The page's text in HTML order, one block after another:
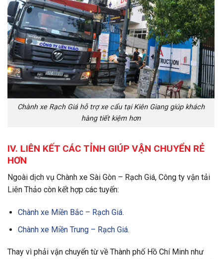
Chành xe Rạch Giá hỗ trợ xe cẩu tại Kiên Giang giúp khách
hàng tiết kiệm hơn
IV. LIÊN KẾT CÁC TỈNH GIÚP VẬN CHUYỂN RẺ
HƠN
Ngoài dịch vụ Chành xe Sài Gòn – Rạch Giá, Công ty vận tải
Liên Thảo còn kết hợp các tuyến:
Chành xe Miền Bắc – Rạch Giá.
Chành xe Miền Trung – Rạch Giá.
Thay vì phải vận chuyển từ về Thành phố Hồ Chí Minh như